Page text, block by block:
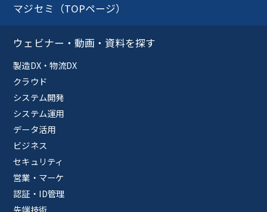
マジセミ（TOPページ）
ウェビナー・動画・資料を探す
製造DX・物流DX
クラウド
システム開発
システム運用
データ活用
ビジネス
セキュリティ
営業・マーケ
認証・ID管理
先端技術